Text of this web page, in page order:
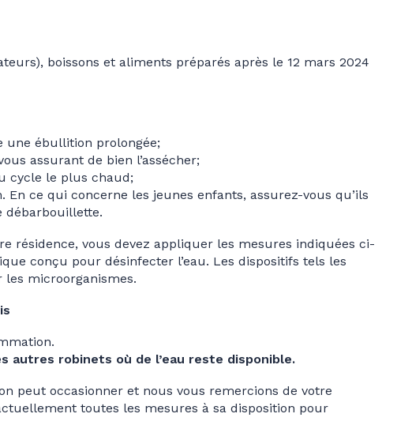
boissons et aliments préparés après le 12 mars 2024
une ébullition prolongée;
assurant de bien l’assécher;
cycle le plus chaud;
ce qui concerne les jeunes enfants, assurez-vous qu’ils
débarbouillette.
résidence, vous devez appliquer les mesures indiquées ci-
conçu pour désinfecter l’eau. Les dispositifs tels les
microorganismes.
autres robinets où de l’eau reste disponible.
peut occasionner et nous vous remercions de votre
toutes les mesures à sa disposition pour